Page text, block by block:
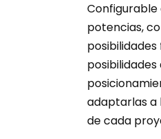
Configurable
potencias,
adaptarlas a
de cada